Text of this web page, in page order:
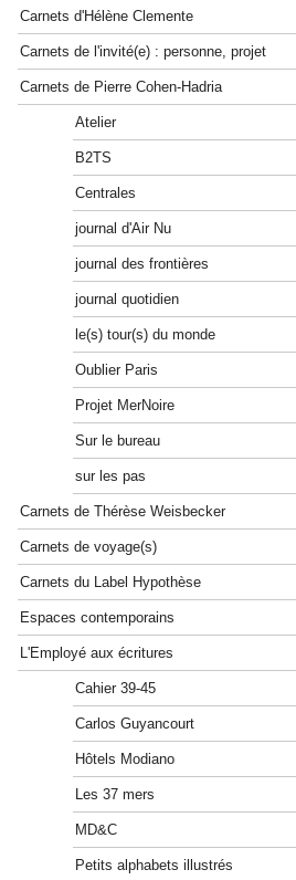
Carnets d'Hélène Clemente
Carnets de l'invité(e) : personne, projet
Carnets de Pierre Cohen-Hadria
Atelier
B2TS
Centrales
journal d'Air Nu
journal des frontières
journal quotidien
le(s) tour(s) du monde
Oublier Paris
Projet MerNoire
Sur le bureau
sur les pas
Carnets de Thérèse Weisbecker
Carnets de voyage(s)
Carnets du Label Hypothèse
Espaces contemporains
L'Employé aux écritures
Cahier 39-45
Carlos Guyancourt
Hôtels Modiano
Les 37 mers
MD&C
Petits alphabets illustrés